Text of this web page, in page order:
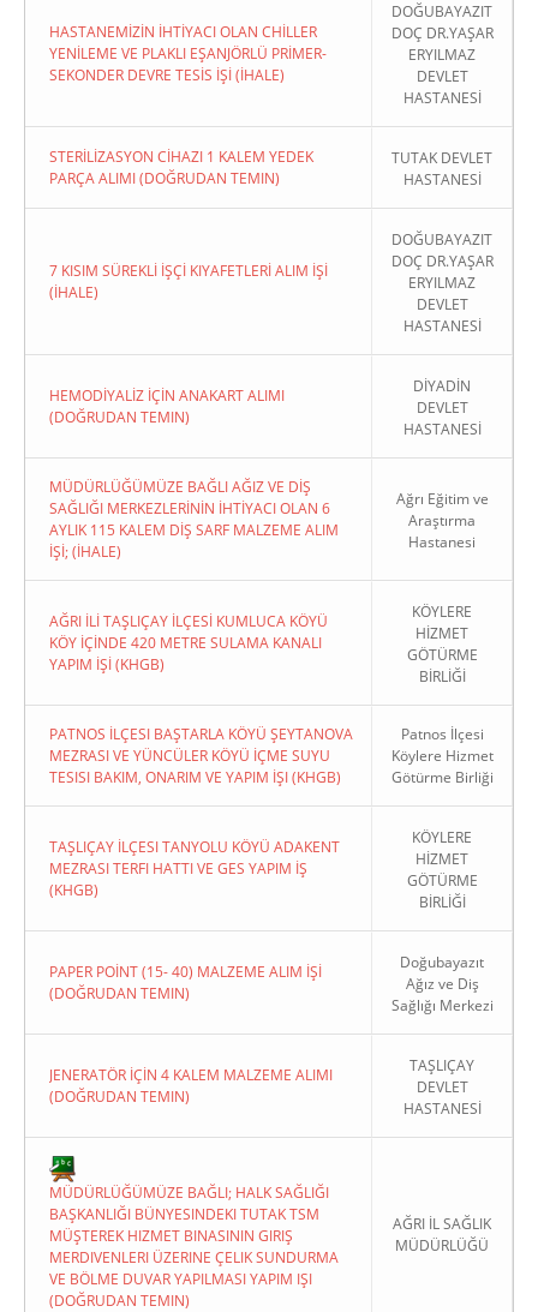
HASTANEMİZİN İHTİYACI OLAN CHİLLER
YENİLEME VE PLAKLI EŞANJÖRLÜ PRİMER-
SEKONDER DEVRE TESİS İŞİ (İHALE)
DOĞUBAYAZIT
DOÇ DR.YAŞAR
ERYILMAZ
DEVLET
HASTANESİ
STERİLİZASYON CİHAZI 1 KALEM YEDEK
PARÇA ALIMI (DOĞRUDAN TEMIN)
TUTAK DEVLET
HASTANESİ
7 KISIM SÜREKLİ İŞÇİ KIYAFETLERİ ALIM İŞİ
(İHALE)
DOĞUBAYAZIT
DOÇ DR.YAŞAR
ERYILMAZ
DEVLET
HASTANESİ
HEMODİYALİZ İÇİN ANAKART ALIMI
(DOĞRUDAN TEMIN)
DİYADİN
DEVLET
HASTANESİ
MÜDÜRLÜĞÜMÜZE BAĞLI AĞIZ VE DİŞ
SAĞLIĞI MERKEZLERİNİN İHTİYACI OLAN 6
AYLIK 115 KALEM DİŞ SARF MALZEME ALIM
İŞİ; (İHALE)
Ağrı Eğitim ve
Araştırma
Hastanesi
AĞRI İLİ TAŞLIÇAY İLÇESİ KUMLUCA KÖYÜ
KÖY İÇİNDE 420 METRE SULAMA KANALI
YAPIM İŞİ (KHGB)
KÖYLERE
HİZMET
GÖTÜRME
BİRLİĞİ
PATNOS İLÇESI BAŞTARLA KÖYÜ ŞEYTANOVA
MEZRASI VE YÜNCÜLER KÖYÜ İÇME SUYU
TESISI BAKIM, ONARIM VE YAPIM İŞI (KHGB)
Patnos İlçesi
Köylere Hizmet
Götürme Birliği
TAŞLIÇAY İLÇESI TANYOLU KÖYÜ ADAKENT
MEZRASI TERFI HATTI VE GES YAPIM İŞ
(KHGB)
KÖYLERE
HİZMET
GÖTÜRME
BİRLİĞİ
PAPER POİNT (15- 40) MALZEME ALIM İŞİ
(DOĞRUDAN TEMIN)
Doğubayazıt
Ağız ve Diş
Sağlığı Merkezi
JENERATÖR İÇİN 4 KALEM MALZEME ALIMI
(DOĞRUDAN TEMIN)
TAŞLIÇAY
DEVLET
HASTANESİ
MÜDÜRLÜĞÜMÜZE BAĞLI; HALK SAĞLIĞI
BAŞKANLIĞI BÜNYESINDEKI TUTAK TSM
MÜŞTEREK HIZMET BINASININ GIRIŞ
MERDIVENLERI ÜZERINE ÇELIK SUNDURMA
VE BÖLME DUVAR YAPILMASI YAPIM IŞI
(DOĞRUDAN TEMIN)
AĞRI İL SAĞLIK
MÜDÜRLÜĞÜ